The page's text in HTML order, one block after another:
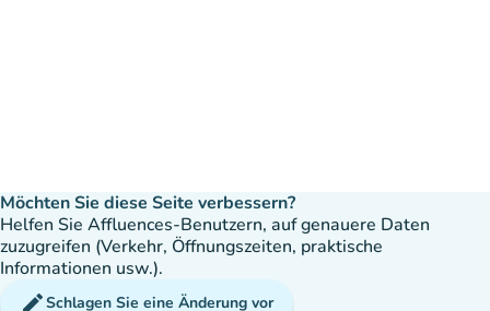
Möchten Sie diese Seite verbessern?
Helfen Sie Affluences-Benutzern, auf genauere Daten
zuzugreifen (Verkehr, Öffnungszeiten, praktische
Informationen usw.).
editSchlagen Sie eine Änderung vor